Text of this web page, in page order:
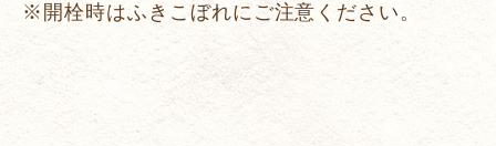
※開栓時はふきこぼれにご注意ください。